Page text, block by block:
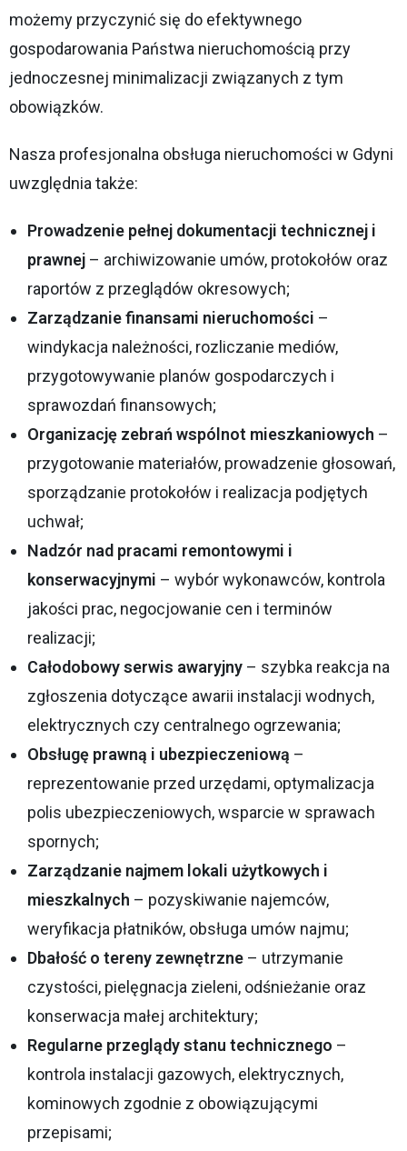
możemy przyczynić się do efektywnego
gospodarowania Państwa nieruchomością przy
jednoczesnej minimalizacji związanych z tym
obowiązków.
Nasza profesjonalna obsługa nieruchomości w Gdyni
uwzględnia także:
Prowadzenie pełnej dokumentacji technicznej i
prawnej – archiwizowanie umów, protokołów oraz
raportów z przeglądów okresowych;
Zarządzanie finansami nieruchomości –
windykacja należności, rozliczanie mediów,
przygotowywanie planów gospodarczych i
sprawozdań finansowych;
Organizację zebrań wspólnot mieszkaniowych –
przygotowanie materiałów, prowadzenie głosowań,
sporządzanie protokołów i realizacja podjętych
uchwał;
Nadzór nad pracami remontowymi i
konserwacyjnymi – wybór wykonawców, kontrola
jakości prac, negocjowanie cen i terminów
realizacji;
Całodobowy serwis awaryjny – szybka reakcja na
zgłoszenia dotyczące awarii instalacji wodnych,
elektrycznych czy centralnego ogrzewania;
Obsługę prawną i ubezpieczeniową –
reprezentowanie przed urzędami, optymalizacja
polis ubezpieczeniowych, wsparcie w sprawach
spornych;
Zarządzanie najmem lokali użytkowych i
mieszkalnych – pozyskiwanie najemców,
weryfikacja płatników, obsługa umów najmu;
Dbałość o tereny zewnętrzne – utrzymanie
czystości, pielęgnacja zieleni, odśnieżanie oraz
konserwacja małej architektury;
Regularne przeglądy stanu technicznego –
kontrola instalacji gazowych, elektrycznych,
kominowych zgodnie z obowiązującymi
przepisami;